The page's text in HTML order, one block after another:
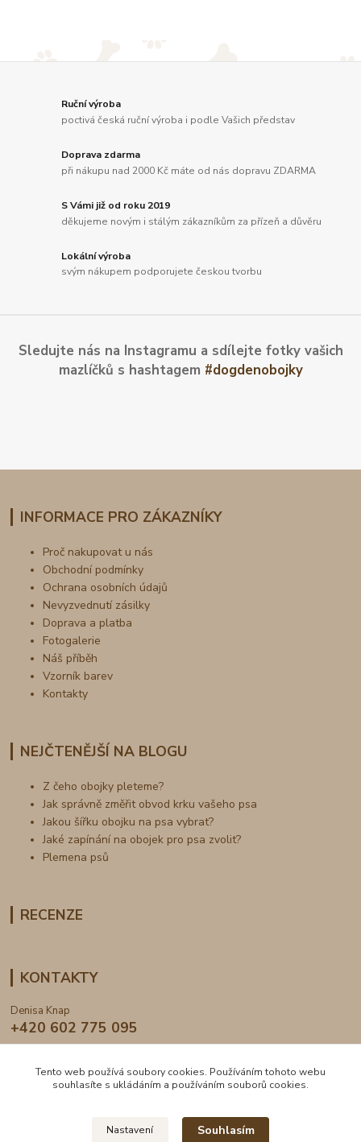
Ruční výroba
poctivá česká ruční výroba i podle Vašich představ
Doprava zdarma
při nákupu nad 2000 Kč máte od nás dopravu ZDARMA
S Vámi již od roku 2019
děkujeme novým i stálým zákazníkům za přízeň a důvěru
Lokální výroba
svým nákupem podporujete českou tvorbu
Sledujte nás na Instagramu a sdílejte fotky vašich
mazlíčků s hashtagem #dogdenobojky
INFORMACE PRO ZÁKAZNÍKY
Proč nakupovat u nás
Obchodní podmínky
Ochrana osobních údajů
Nevyzvednutí zásilky
Doprava a platba
Fotogalerie
Náš příběh
Vzorník barev
Kontakty
NEJČTENĚJŠÍ NA BLOGU
Z čeho obojky pleteme?
Jak správně změřit obvod krku vašeho psa
Jakou šířku obojku na psa vybrat?
Jaké zapínání na obojek pro psa zvolit?
Plemena psů
RECENZE
KONTAKTY
Denisa Knap
+420 602 775 095
Tento web používá soubory cookies. Používáním tohoto webu
souhlasíte s ukládáním a používáním souborů cookies.
Nastavení Souhlasím